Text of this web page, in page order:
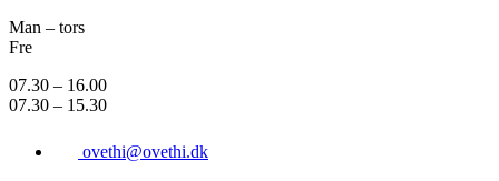
Man – tors
Fre
07.30 – 16.00
07.30 – 15.30
ovethi@ovethi.dk